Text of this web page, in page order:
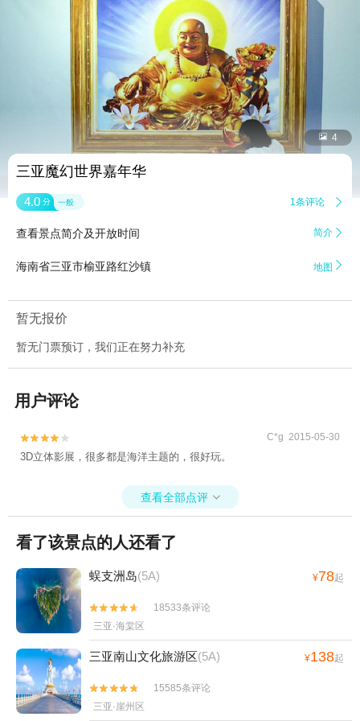
 4
三亚魔幻世界嘉年华
4.0 分 一般 1条评论 
查看景点简介及开放时间 简介 
海南省三亚市榆亚路红沙镇 地图 
暂无报价
暂无门票预订，我们正在努力补充
用户评论

 C*g 2015-05-30
3D立体影展，很多都是海洋主题的，很好玩。
查看全部点评 
看了该景点的人还看了
蜈支洲岛(5A) ¥78起


18533条评论
三亚·海棠区
三亚南山文化旅游区(5A) ¥138起


15585条评论
三亚·崖州区